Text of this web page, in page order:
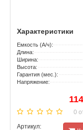
Характеристики
Емкость (А/ч):
Длина:
Ширина:
Высота:
Гарантия (мес.):
Напряжение:
0
Артикул: